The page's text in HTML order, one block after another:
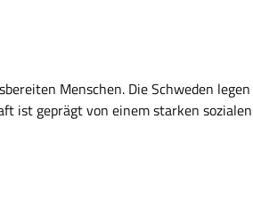
Menschen. Die Schweden
ist geprägt von einem starken